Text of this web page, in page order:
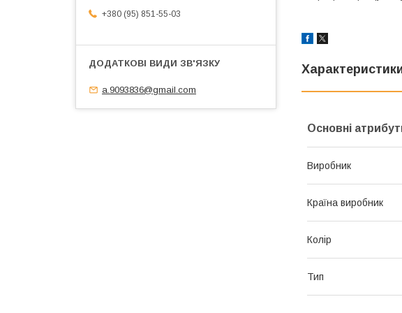
Основні
Виробник
Країна виробник
Колір
Тип
+380 (95) 851-55-03
a.9093836@gmail.com